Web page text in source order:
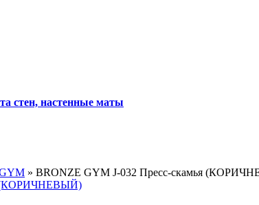
стен, настенные маты
» BRONZE GYM J-032 Пресс-скамья